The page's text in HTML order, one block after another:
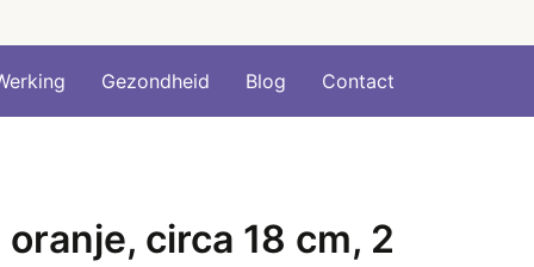
Gezondheid Blog Contact
circa 18 cm, 2